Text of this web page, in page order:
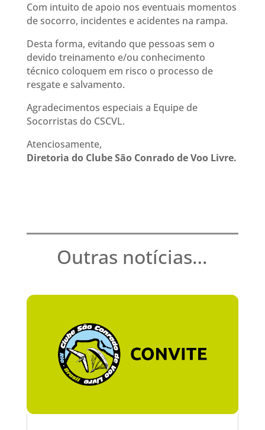
Com intuito de apoio nos eventuais momentos
de socorro, incidentes e acidentes na rampa.
Desta forma, evitando que pessoas sem o
devido treinamento e/ou conhecimento
técnico coloquem em risco o processo de
resgate e salvamento.
Agradecimentos especiais a Equipe de
Socorristas do CSCVL.
Atenciosamente,
Diretoria do Clube São Conrado de Voo Livre.
Outras notícias…